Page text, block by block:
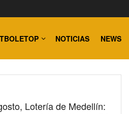
NOTICIAS NEWS
Lotería de Medellín: